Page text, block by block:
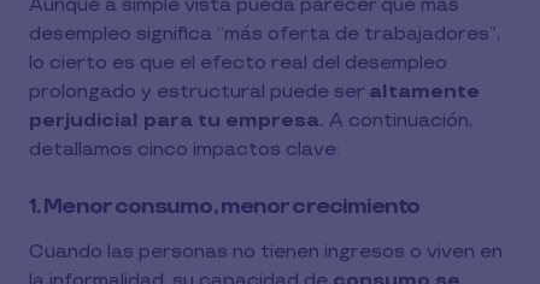
Aunque a simple vista pueda parecer que más
desempleo significa “más oferta de trabajadores”,
lo cierto es que el efecto real del desempleo
prolongado y estructural puede ser altamente
perjudicial para tu empresa. A continuación,
detallamos cinco impactos clave:
1. Menor consumo, menor crecimiento
Cuando las personas no tienen ingresos o viven en